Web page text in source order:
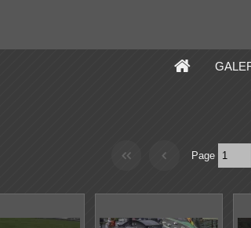
Page